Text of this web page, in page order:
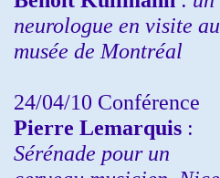
neurologue en visite au
musée de Montréal
24/04/10 Conférence
Pierre Lemarquis :
Sérénade pour un